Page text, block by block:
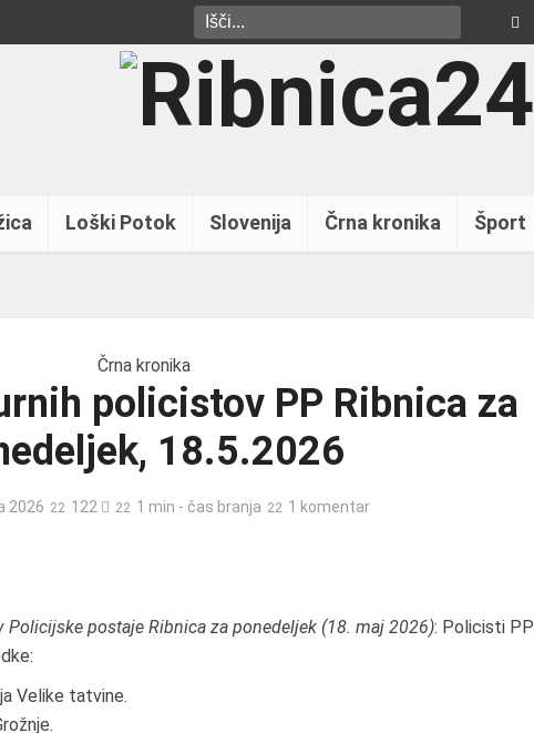
Loški Potok Slovenija Črna kronika Šport
Črna kronika
policistov PP Ribnica za
18.5.2026
2026 122 1 min - čas branja 1 komentar
postaje Ribnica za ponedeljek (18. maj 2026): Policisti PP
Velike tatvine.